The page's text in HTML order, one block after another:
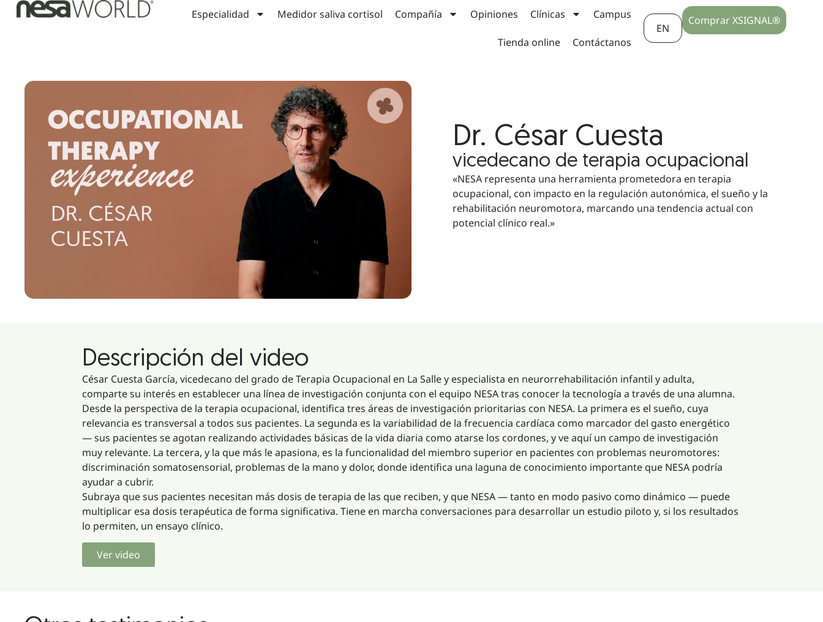
Especialidad Medidor saliva cortisol Compañía Opiniones Clínicas Campus
Tienda online Contáctanos
EN
Comprar XSIGNAL®
Dr. César Cuesta
vicedecano de terapia ocupacional
«NESA representa una herramienta prometedora en terapia
ocupacional, con impacto en la regulación autonómica, el sueño y la
rehabilitación neuromotora, marcando una tendencia actual con
potencial clínico real.»
Descripción del video
César Cuesta García, vicedecano del grado de Terapia Ocupacional en La Salle y especialista en neurorrehabilitación infantil y adulta,
comparte su interés en establecer una línea de investigación conjunta con el equipo NESA tras conocer la tecnología a través de una alumna.
Desde la perspectiva de la terapia ocupacional, identifica tres áreas de investigación prioritarias con NESA. La primera es el sueño, cuya
relevancia es transversal a todos sus pacientes. La segunda es la variabilidad de la frecuencia cardíaca como marcador del gasto energético
— sus pacientes se agotan realizando actividades básicas de la vida diaria como atarse los cordones, y ve aquí un campo de investigación
muy relevante. La tercera, y la que más le apasiona, es la funcionalidad del miembro superior en pacientes con problemas neuromotores:
discriminación somatosensorial, problemas de la mano y dolor, donde identifica una laguna de conocimiento importante que NESA podría
ayudar a cubrir.
Subraya que sus pacientes necesitan más dosis de terapia de las que reciben, y que NESA — tanto en modo pasivo como dinámico — puede
multiplicar esa dosis terapéutica de forma significativa. Tiene en marcha conversaciones para desarrollar un estudio piloto y, si los resultados
lo permiten, un ensayo clínico.
Ver video